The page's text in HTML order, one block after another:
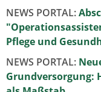
NEWS PORTAL:
Pflege und
NEWS PORTAL:
Grundversorgung: